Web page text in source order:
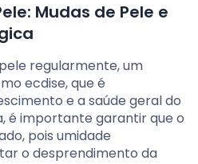
Mudas de Pele e
regularmente, um
ecdise, que é
e a saúde geral do
é importante garantir que o
pois umidade
o desprendimento da